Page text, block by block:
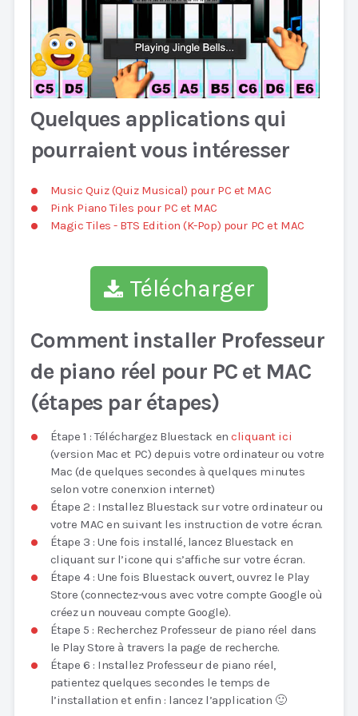
Quelques applications qui
pourraient vous intéresser
Music Quiz (Quiz Musical) pour PC et MAC
Pink Piano Tiles pour PC et MAC
Magic Tiles - BTS Edition (K-Pop) pour PC et MAC
Télécharger
Comment installer Professeur
de piano réel pour PC et MAC
(étapes par étapes)
Étape 1 : Téléchargez Bluestack encliquant ici
(version Mac et PC) depuis votre ordinateur ou votre
Mac (de quelques secondes à quelques minutes
selon votre conenxion internet)
Étape 2 : Installez Bluestack sur votre ordinateur ou
votre MAC en suivant les instruction de votre écran.
Étape 3 : Une fois installé, lancez Bluestack en
cliquant sur l’icone qui s’affiche sur votre écran.
Étape 4 : Une fois Bluestack ouvert, ouvrez le Play
Store (connectez-vous avec votre compte Google où
créez un nouveau compte Google).
Étape 5 : Recherchez Professeur de piano réel dans
le Play Store à travers la page de recherche.
Étape 6 : Installez Professeur de piano réel,
patientez quelques secondes le temps de
l’installation et enfin : lancez l’application 🙂